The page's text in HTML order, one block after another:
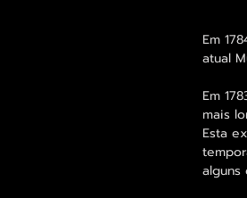
Em
atual
Em
mais
Esta
alguns